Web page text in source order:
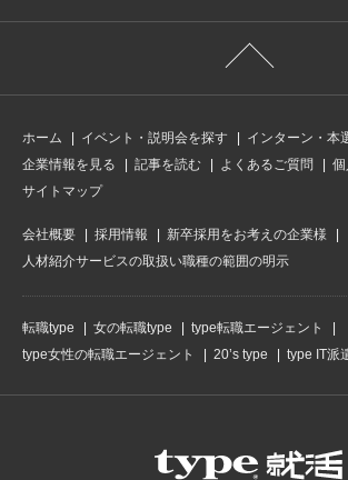
ホーム イベント・説明会を探す
インターン・本
企業情報を見る
記事を読む よくあるご質問
個
サイトマップ
会社概要 採用情報
新卒採用をお考えの企業様
人材紹介サービスの取扱い職種の範囲の明示
転職type 女の転職type
type転職エージェント
type女性の転職エージェント
20’s type type IT派